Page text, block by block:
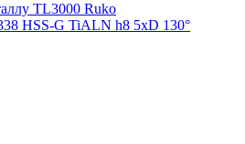
TL3000 Ruko
HSS-G TiALN h8 5xD 130°